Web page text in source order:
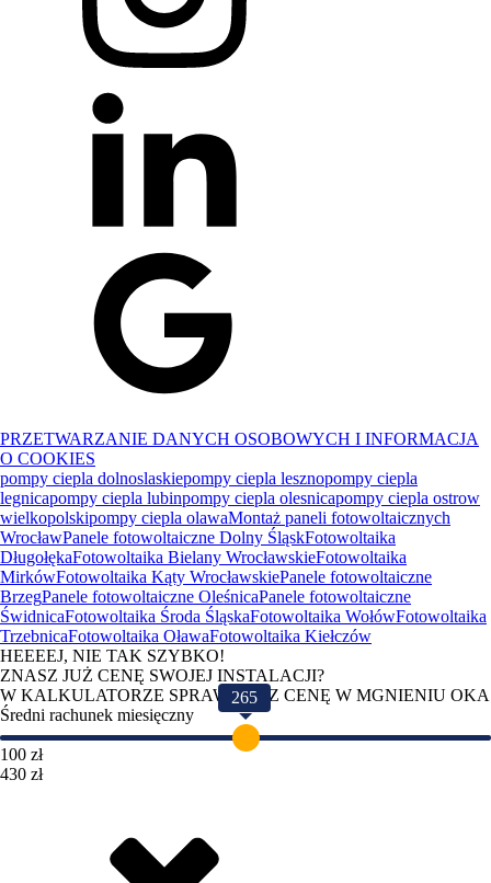
PRZETWARZANIE DANYCH OSOBOWYCH I INFORMACJA
O COOKIES
pompy ciepla dolnoslaskiepompy ciepla lesznopompy ciepla
legnicapompy ciepla lubinpompy ciepla olesnicapompy ciepla ostrow
wielkopolskipompy ciepla olawaMontaż paneli fotowoltaicznych
WrocławPanele fotowoltaiczne Dolny ŚląskFotowoltaika
DługołękaFotowoltaika Bielany WrocławskieFotowoltaika
MirkówFotowoltaika Kąty WrocławskiePanele fotowoltaiczne
BrzegPanele fotowoltaiczne OleśnicaPanele fotowoltaiczne
ŚwidnicaFotowoltaika Środa ŚląskaFotowoltaika WołówFotowoltaika
TrzebnicaFotowoltaika OławaFotowoltaika Kiełczów
HEEEEJ, NIE TAK SZYBKO!
ZNASZ JUŻ CENĘ SWOJEJ INSTALACJI?
W KALKULATORZE SPRAWDZISZ CENĘ W MGNIENIU OKA
Średni rachunek miesięczny
265
100 zł
430 zł